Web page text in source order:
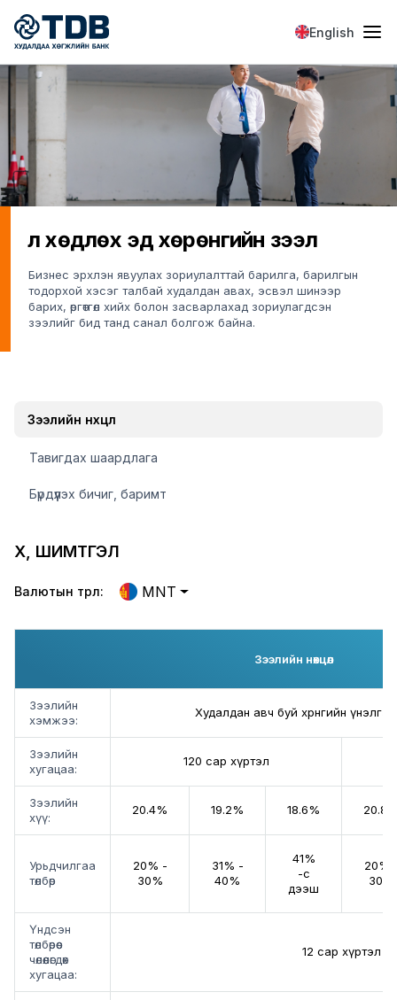
Skip to main content
English
Үл хөдлөх эд хөрөнгийн зээл
Бизнес эрхлэн явуулах зориулалттай барилга, барилгын
тодорхой хэсэг талбай худалдан авах, эсвэл шинээр
барих, өргөтгөл хийх болон засварлахад зориулагдсэн
зээлийг бид танд санал болгож байна.
Зээлийн нөхцөл
Тавигдах шаардлага
Бүрдүүлэх бичиг, баримт
ХҮҮ, ШИМТГЭЛ
Валютын төрөл: MNT
Зээлийн нөхцөл
Зээлийн
хэмжээ:
Худалдан авч буй хөрөнгийн
Зээлийн
хугацаа:
120 сар хүртэл
Зээлийн
хүү:
20.4% 19.2% 18.6%
Урьдчилгаа
төлбөр
20% -
30%
31% -
40%
41%
-с
дээш
20%
30%
Үндсэн
төлбөрөөс
чөлөөлөгдөх
хугацаа:
12 сар хүртэл